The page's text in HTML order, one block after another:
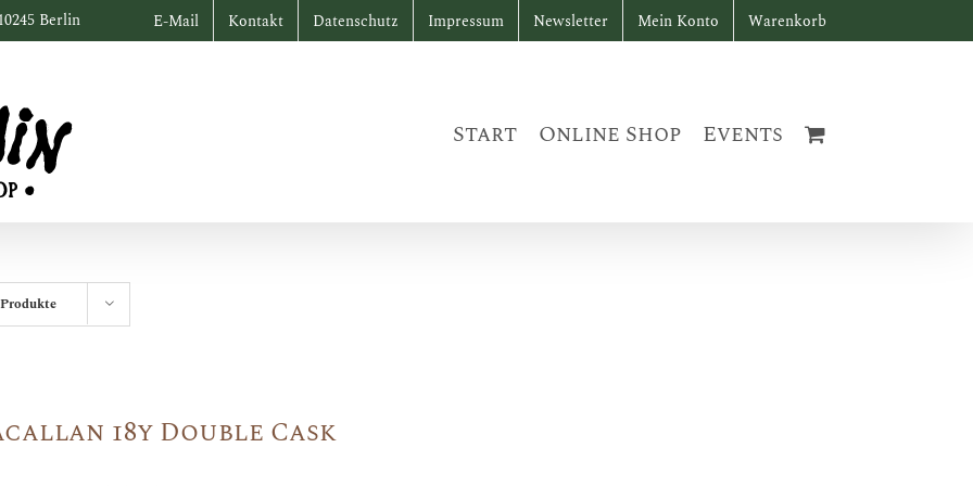
Berlin E-Mail Kontakt Datenschutz Impressum Newsletter Mein Konto Warenkorb
Start Online Shop Events
18y Double Cask